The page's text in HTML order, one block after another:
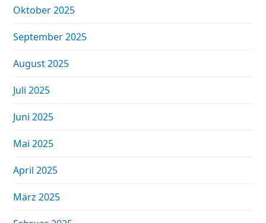
Oktober 2025
September 2025
August 2025
Juli 2025
Juni 2025
Mai 2025
April 2025
März 2025